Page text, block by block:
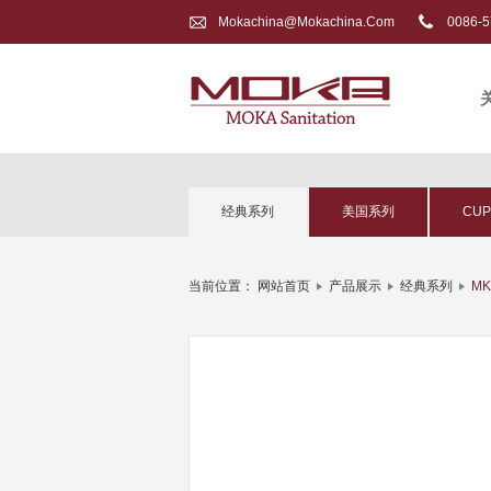
Mokachina@mokachina.com 0086-
经典系列 美国系列
当前位置： 网站首页 产品展示 经典系列